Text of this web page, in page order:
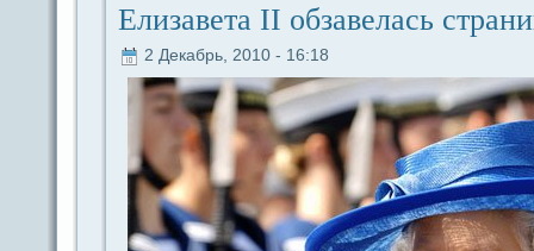
Елизавета II обзавелась
2 Декабрь, 2010 - 16:18